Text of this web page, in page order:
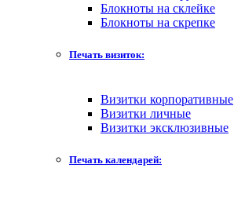
Блокноты на склейке
Блокноты на скрепке
Печать визиток:
Визитки корпоративные
Визитки личные
Визитки эксклюзивные
Печать календарей: